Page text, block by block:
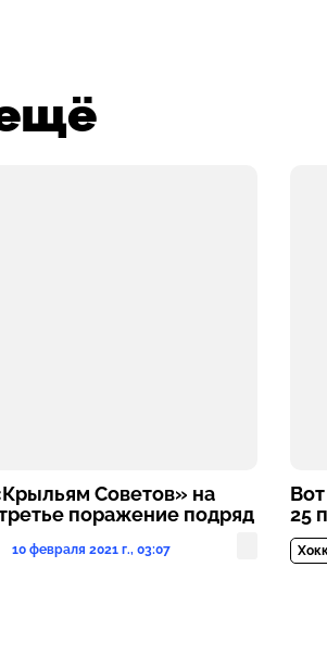
Советов» на
поражение подряд
10 февраля 2021 г., 03:07
25